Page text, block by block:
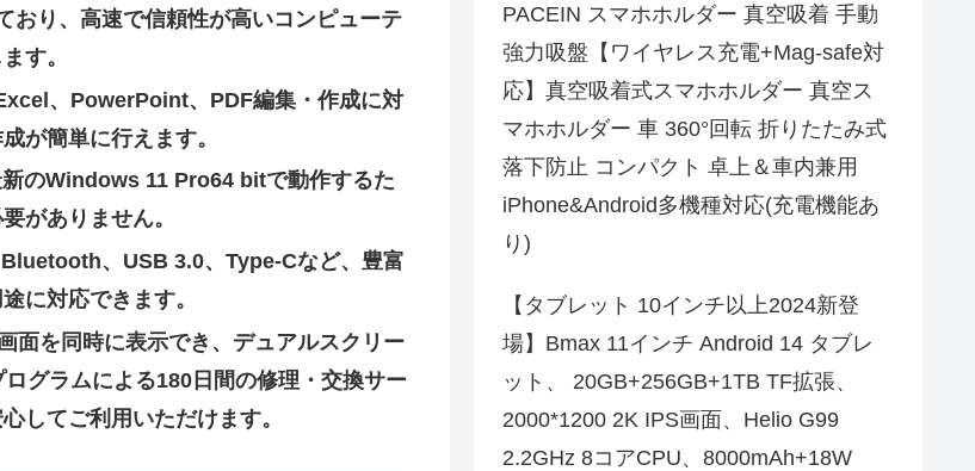
り、高速で信頼性が高いコンピューテ
す。
、PowerPoint、PDF編集・作成に対
が簡単に行えます。
のWindows 11 Pro64 bitで動作するた
がありません。
、USB 3.0、Type-Cなど、豊富
に対応できます。
を同時に表示でき、デュアルスクリー
グラムによる180日間の修理・交換サー
してご利用いただけます。
PACEIN スマホホルダー 真空吸着 手動
強力吸盤【ワイヤレス充電+Mag-safe対
応】真空吸着式スマホホルダー 真空ス
マホホルダー 車 360°回転 折りたたみ式
落下防止 コンパクト 卓上＆車内兼用
iPhone&Android多機種対応(充電機能あ
り)
【タブレット 10インチ以上2024新登
場】Bmax 11インチ Android 14 タブレ
ット、 20GB+256GB+1TB TF拡張、
2000*1200 2K IPS画面、Helio G99
2.2GHz 8コアCPU、8000mAh+18W